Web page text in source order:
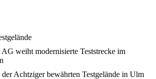
weiht modernisierte Teststrecke im
Achtziger bewährten Testgelände in Ulm